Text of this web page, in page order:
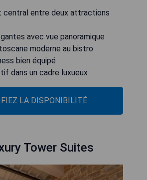
central entre deux attractions
avec vue panoramique
moderne au bistro
bien équipé
dans un cadre luxueux
LA DISPONIBILITÉ
Tower Suites